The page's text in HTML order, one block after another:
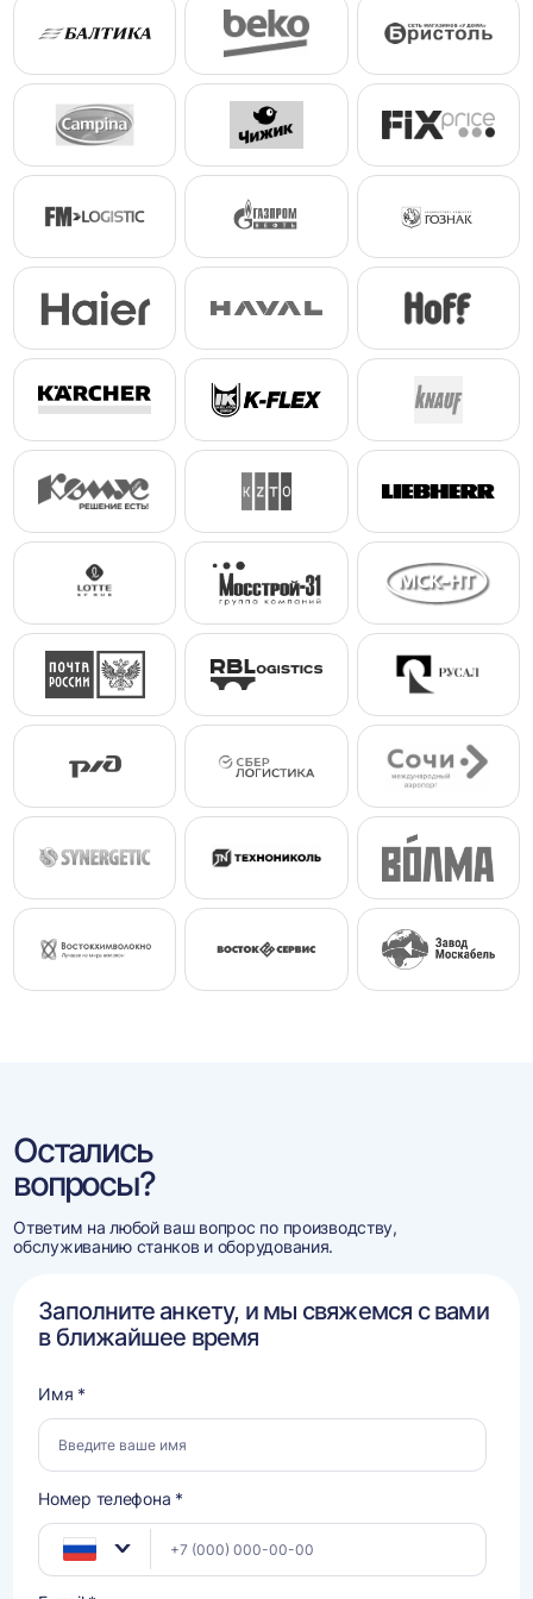
Остались
вопросы?
Ответим на любой ваш вопрос по производству,
обслуживанию станков и оборудования.
Заполните анкету, и мы свяжемся с вами
в ближайшее время
Имя *
Номер телефона *